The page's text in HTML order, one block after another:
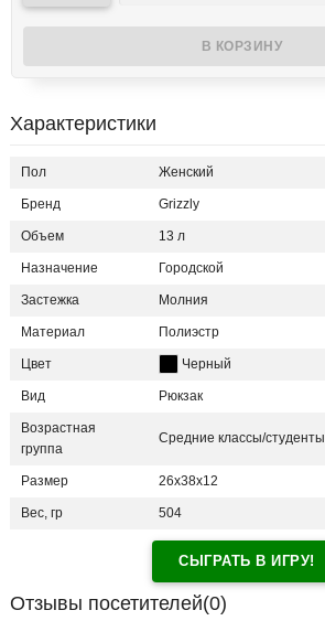
Характеристики
Пол Женский
Бренд Grizzly
Объем 13 л
Назначение Городской
Застежка Молния
Материал Полиэстр
Цвет Черный
Вид Рюкзак
Возрастная
группа
Средние классы/студенты
Размер 26х38х12
Вес, гр 504
СЫГРАТЬ В ИГРУ!
Отзывы посетителей(0)